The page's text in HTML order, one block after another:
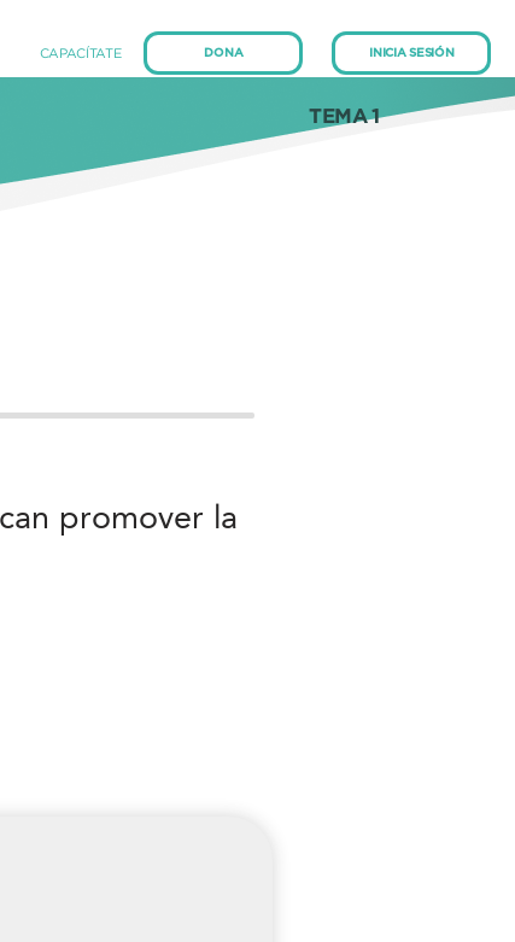
CAPACÍTATE(current) DONA INICIA SESIÓN
TEMA 1
promover la